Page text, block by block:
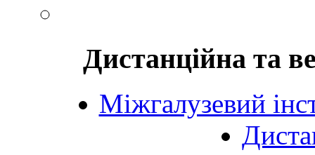
Дистанційна та
Міжгалузевий